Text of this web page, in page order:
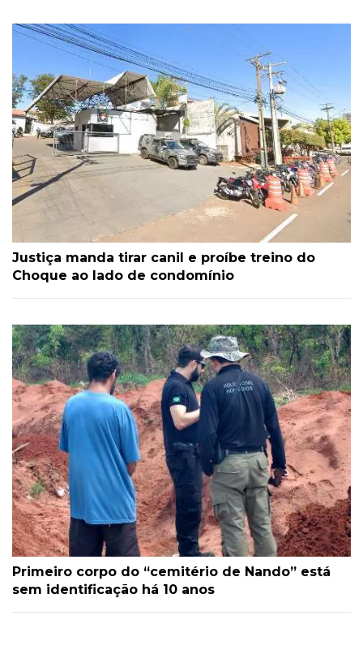
Justiça manda tirar canil e proíbe treino do
Choque ao lado de condomínio
Primeiro corpo do “cemitério de Nando” está
sem identificação há 10 anos